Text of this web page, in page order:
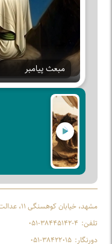
مبعث پیامبر
مشهد، خیابان کوهسنگی ۱۱، عدالت ۱۸، پلاک ۹
تلفن: ۰۵۱-۳۸۴۴۵۱۴۲-۴
دورنگار: ۰۵۱-۳۸۴۲۲۰۱۵